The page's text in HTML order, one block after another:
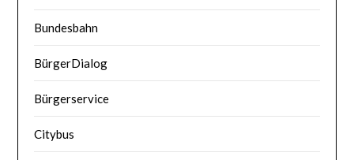
Bundesbahn
BürgerDialog
Bürgerservice
Citybus